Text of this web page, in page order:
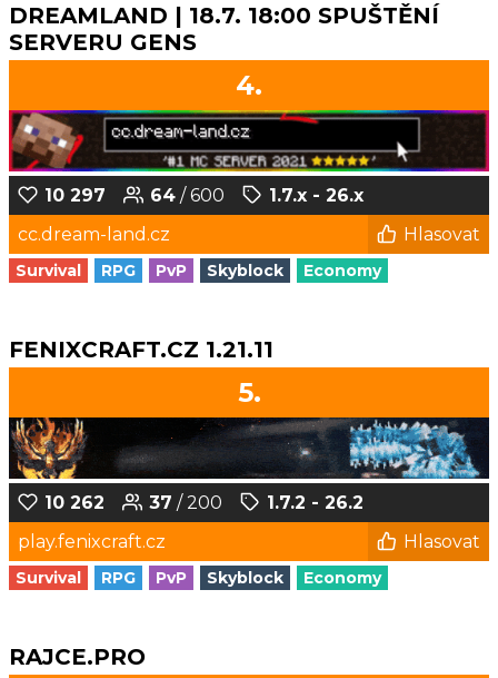
DREAMLAND | 18.7. 18:00 SPUŠTĚNÍ
SERVERU GENS
4.
10 297 64 / 600
1.7.x - 26.x
cc.dream-land.cz
Hlasovat
Survival RPG PvP Skyblock Economy
FENIXCRAFT.CZ 1.21.11
5.
10 262 37 / 200
1.7.2 - 26.2
play.fenixcraft.cz
Hlasovat
Survival RPG PvP Skyblock Economy
RAJCE.PRO